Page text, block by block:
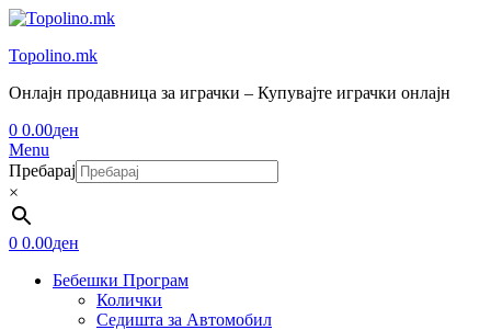
Topolino.mk
Онлајн продавница за играчки – Купувајте играчки онлајн
0 0.00ден
Menu
Пребарај
×
0 0.00ден
Бебешки Програм
Колички
Седишта за Автомобил